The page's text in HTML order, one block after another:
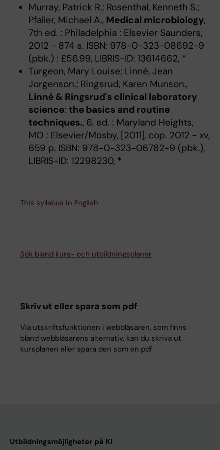
Murray, Patrick R.; Rosenthal, Kenneth S.;
Pfaller, Michael A., Medical microbiology,
7th ed. : Philadelphia : Elsevier Saunders,
2012 - 874 s. ISBN: 978-0-323-08692-9
(pbk.) : £56.99, LIBRIS-ID: 13614662, *
Turgeon, Mary Louise; Linné, Jean
Jorgenson.; Ringsrud, Karen Munson.,
Linné & Ringsrud's clinical laboratory
science: the basics and routine
techniques., 6. ed. : Maryland Heights,
MO : Elsevier/Mosby, [2011], cop. 2012 - xv,
659 p. ISBN: 978-0-323-06782-9 (pbk.),
LIBRIS-ID: 12298230, *
This syllabus in English
Sök bland kurs- och utbildningsplaner
Skriv ut eller spara som pdf
Via utskriftsfunktionen i webbläsaren, som finns
bland webbläsarens alternativ, kan du skriva ut
kursplanen eller spara den som en pdf.
Utbildningsmöjligheter på KI